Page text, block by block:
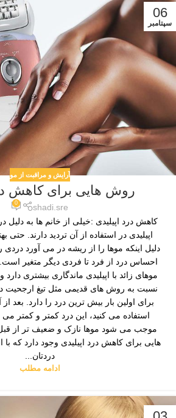
06
سپتامبر
آرایش و مراقبت از مو
روش هایی برای کاهش
shadi.sre
0
کاهش درد اپیلیدی :خیلی از خانم ها به دلیل
اپیلیدی در استفاده از آن تردید دارند. حتی
دلیل اینکه موها را از ریشه در می آورد دردی
احساس درد از فرد تا فردی دیگر متغیر
موهای زائد با اپیلیدی ماندگاری بیشتری دارد
نسبت به روش های قدیمی مثل تیغ ارجحیت
برای اولین بار بیش‌ ترین درد را دارد. بعد از
استفاده می ‌کنید، این درد کمتر و کمتر می
موجب می‌ شود موها نازک و ضعیف ‌تر از
هایی برای کاهش درد اپیلیدی وجود دارد که با
دردتان...
ادامه مطلب